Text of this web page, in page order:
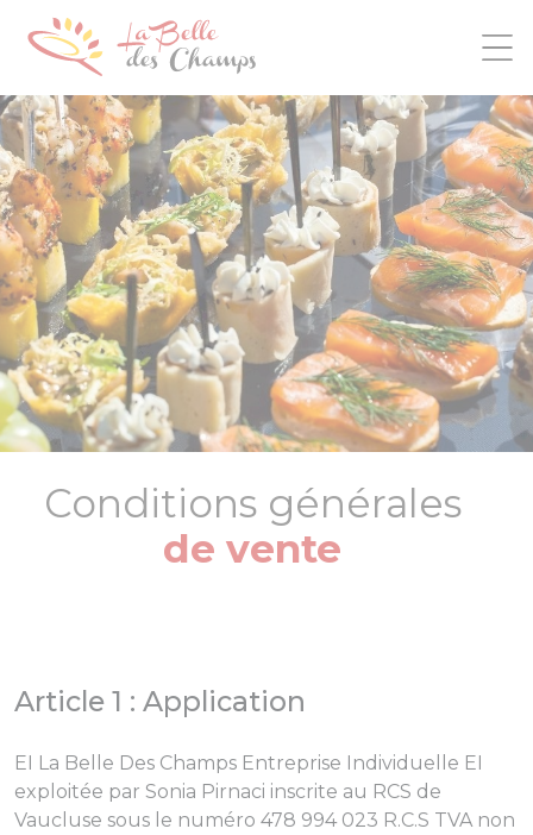
Conditions générales
de vente
Article 1 : Application
EI La Belle Des Champs Entreprise Individuelle EI
exploitée par Sonia Pirnaci inscrite au RCS de
Vaucluse sous le numéro 478 994 023 R.C.S TVA non
Panneau de gestion des cookies